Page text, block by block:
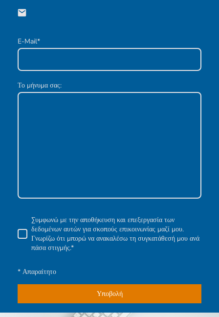
E-Mail*
Το μήνυμα σας:
Συμφωνώ με την αποθήκευση και επεξεργασία των
δεδομένων αυτών για σκοπούς επικοινωνίας μαζί μου.
Γνωρίζω ότι μπορώ να ανακαλέσω τη συγκατάθεσή μου ανά
πάσα στιγμής.*
* Απαραίτητο
Υποβολή